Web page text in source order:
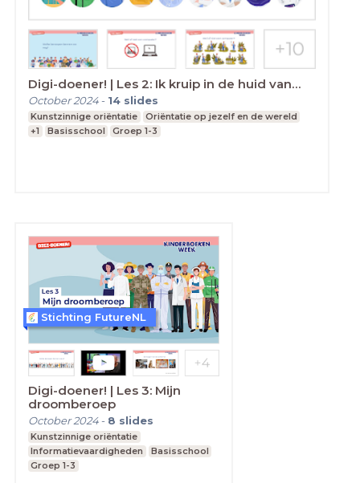
Digi-doener! | Les 2: Ik kruip in de huid van…
October 2024- 14 slides
Kunstzinnige oriëntatie
Oriëntatie op jezelf en de wereld
+1
Basisschool Groep 1-3
Digi-doener! | Les 3: Mijn
droomberoep
October 2024- 8 slides
Kunstzinnige oriëntatie
Informatievaardigheden
Basisschool
Groep 1-3
Stichting FutureNL